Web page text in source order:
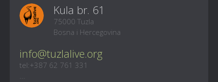
Kula br. 61
75000 Tuzla
Bosna i Hercegovina
info@tuzlalive.org
tel:+387 62 761 331
...